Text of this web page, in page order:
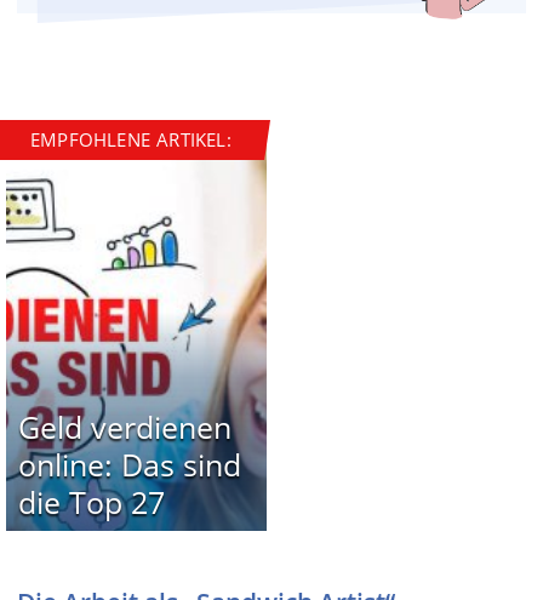
EMPFOHLENE ARTIKEL:
Geld verdienen
online: Das sind
die Top 27